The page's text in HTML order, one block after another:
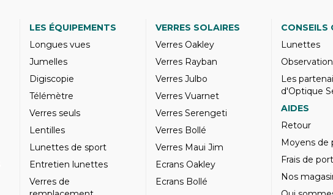
LES ÉQUIPEMENTS
Longues vues
Jumelles
Digiscopie
Télémètre
Verres seuls
Lentilles
Lunettes de sport
Entretien lunettes
Verres de
VERRES SOLAIRES
Verres Oakley
Verres Rayban
Verres Julbo
Verres Vuarnet
Verres Serengeti
Verres Bollé
Verres Maui Jim
Ecrans Oakley
Ecrans Bollé
CONSEILS
Lunettes
Observation
Les
d'Optique
AIDES
Retour
Moyens de
Frais de port
Nos